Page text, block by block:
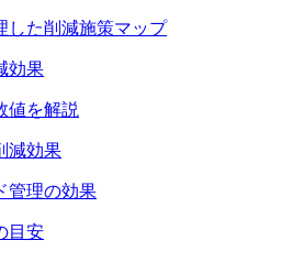
した削減施策マップ
効果
値を解説
減効果
管理の効果
目安